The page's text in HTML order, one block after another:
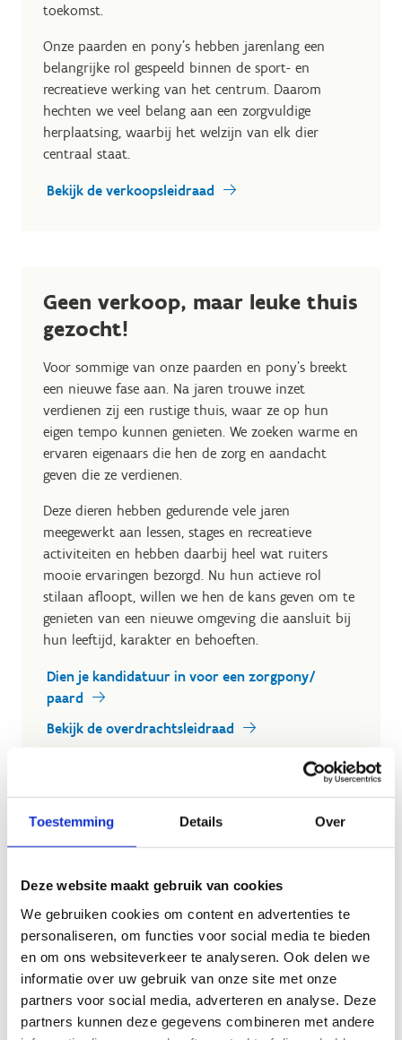
Toestemming Details Over
Deze website maakt gebruik van cookies
We gebruiken cookies om content en advertenties te
personaliseren, om functies voor social media te bieden
en om ons websiteverkeer te analyseren. Ook delen we
informatie over uw gebruik van onze site met onze
partners voor social media, adverteren en analyse. Deze
partners kunnen deze gegevens combineren met andere
toekomst.
Onze paarden en pony’s hebben jarenlang een
belangrijke rol gespeeld binnen de sport- en
recreatieve werking van het centrum. Daarom
hechten we veel belang aan een zorgvuldige
herplaatsing, waarbij het welzijn van elk dier
centraal staat.
Bekijk de verkoopsleidraad
Geen verkoop, maar leuke thuis
gezocht!
Voor sommige van onze paarden en pony’s breekt
een nieuwe fase aan. Na jaren trouwe inzet
verdienen zij een rustige thuis, waar ze op hun
eigen tempo kunnen genieten. We zoeken warme en
ervaren eigenaars die hen de zorg en aandacht
geven die ze verdienen.
Deze dieren hebben gedurende vele jaren
meegewerkt aan lessen, stages en recreatieve
activiteiten en hebben daarbij heel wat ruiters
mooie ervaringen bezorgd. Nu hun actieve rol
stilaan afloopt, willen we hen de kans geven om te
genieten van een nieuwe omgeving die aansluit bij
hun leeftijd, karakter en behoeften.
Dien je kandidatuur in voor een zorgpony/
paard
Bekijk de overdrachtsleidraad